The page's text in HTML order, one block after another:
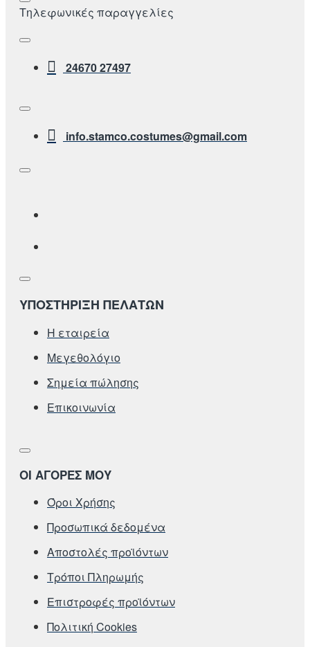
Τηλεφωνικές παραγγελίες
24670 27497
info.stamco.costumes@gmail.com
ΥΠΟΣΤΗΡΙΞΗ ΠΕΛΑΤΩΝ
Η εταιρεία
Μεγεθολόγιο
Σημεία πώλησης
Επικοινωνία
ΟΙ ΑΓΟΡΕΣ ΜΟΥ
Όροι Χρήσης
Προσωπικά δεδομένα
Αποστολές προϊόντων
Τρόποι Πληρωμής
Επιστροφές προϊόντων
Πολιτική Cookies